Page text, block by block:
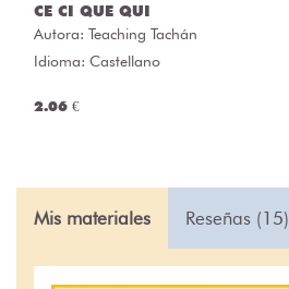
CE CI QUE QUI
Autora: Teaching Tachán
Idioma: Castellano
2.06 €
Mis materiales Reseñas (15)